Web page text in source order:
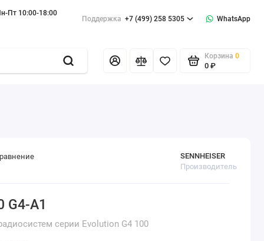
Пт 10:00-18:00
Поддержка +7 (499) 258 5305 WhatsApp
Корзина 0
0 ₽
G4-A1
серии Evolution G4 100
SENNHEISER
Производитель